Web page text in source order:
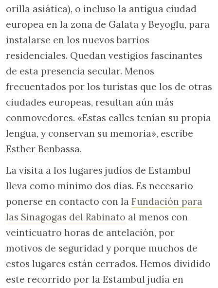
orilla asiática), o incluso la antigua ciudad
europea en la zona de Galata y Beyoglu, para
instalarse en los nuevos barrios
residenciales. Quedan vestigios fascinantes
de esta presencia secular. Menos
frecuentados por los turistas que los de otras
ciudades europeas, resultan aún más
conmovedores. «Estas calles tenían su propia
lengua, y conservan su memoria», escribe
Esther Benbassa.
La visita a los lugares judíos de Estambul
lleva como mínimo dos días. Es necesario
ponerse en contacto con la Fundación para
las Sinagogas del Rabinato al menos con
veinticuatro horas de antelación, por
motivos de seguridad y porque muchos de
estos lugares están cerrados. Hemos dividido
este recorrido por la Estambul judía en